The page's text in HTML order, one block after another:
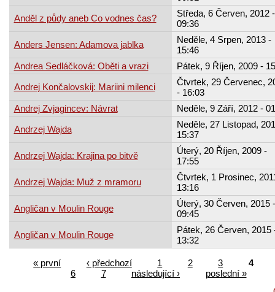
Anděl z půdy aneb Co vodnes čas?
Středa, 6 Červen, 2012 -
09:36
Anders Jensen: Adamova jablka
Neděle, 4 Srpen, 2013 -
15:46
Andrea Sedláčková: Oběti a vrazi
Pátek, 9 Říjen, 2009 -
Andrej Končalovskij: Mariini milenci
Čtvrtek, 29 Červenec,
- 16:03
Andrej Zvjagincev: Návrat
Neděle, 9 Září, 2012 -
Andrzej Wajda
Neděle, 27 Listopad,
15:37
Andrzej Wajda: Krajina po bitvě
Úterý, 20 Říjen, 2009 -
17:55
Andrzej Wajda: Muž z mramoru
Čtvrtek, 1 Prosinec,
13:16
Angličan v Moulin Rouge
Úterý, 30 Červen, 2015 -
09:45
Angličan v Moulin Rouge
Pátek, 26 Červen, 2015
13:32
« první ‹ předchozí 1 2 3
4
6
7 následující ›
poslední »